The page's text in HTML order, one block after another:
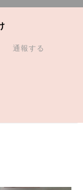
通報する